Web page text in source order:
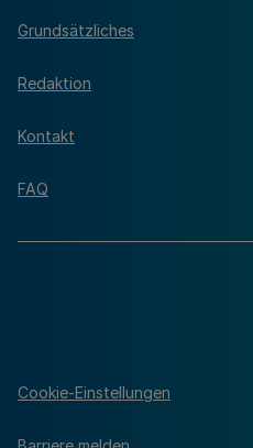
Grundsätzliches
Redaktion
Kontakt
FAQ
Cookie-Einstellungen